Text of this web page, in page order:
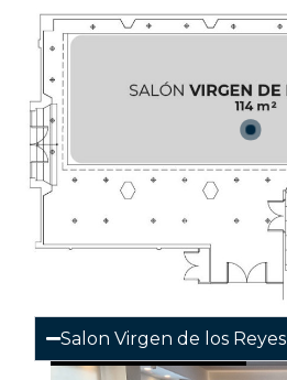
Salon Virgen de los Reyes